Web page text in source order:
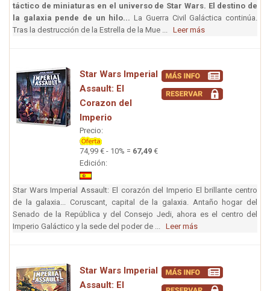
táctico de miniaturas en el universo de Star Wars. El destino de
la galaxia pende de un hilo... La Guerra Civil Galáctica continúa.
Tras la destrucción de la Estrella de la Mue ... Leer más
Star Wars Imperial
Assault: El
Corazon del
Imperio
Precio:
74,99 € - 10% = 67,49 €
Edición:
Star Wars Imperial Assault: El corazón del Imperio El brillante centro
de la galaxia... Coruscant, capital de la galaxia. Antaño hogar del
Senado de la República y del Consejo Jedi, ahora es el centro del
Imperio Galáctico y la sede del poder de ... Leer más
Star Wars Imperial
Assault: El